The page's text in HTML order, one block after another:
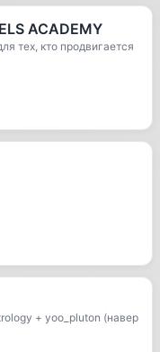
ACADEMY
тех, кто продвигается
+ yoo_pluton (навер